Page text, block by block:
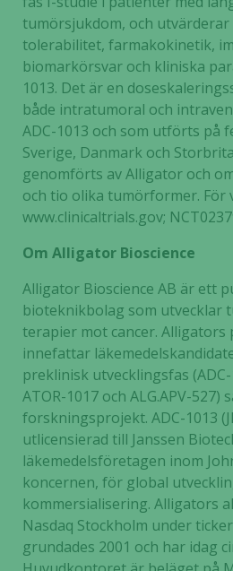
tumörsjukdom, och utvärderar
tolerabilitet, farmakokinetik,
biomarkörsvar och kliniska
1013. Det är en
både intratumoral och
ADC-1013 och som utförts på
Sverige, Danmark och
genomförts av Alligator och
och tio olika tumörformer. För
www.clinicaltrials.gov;
Om Alligator Bioscience
Alligator Bioscience AB är ett
bioteknikbolag som utvecklar
terapier mot cancer.
innefattar
preklinisk utvecklingsfas (ADC-
ATOR-1017 och ALG.APV-
forskningsprojekt. ADC-1013
utlicensierad till Janssen
läkemedelsföretagen inom
koncernen, för global
kommersialisering. Alligators
Nasdaq Stockholm under
grundades 2001 och har idag